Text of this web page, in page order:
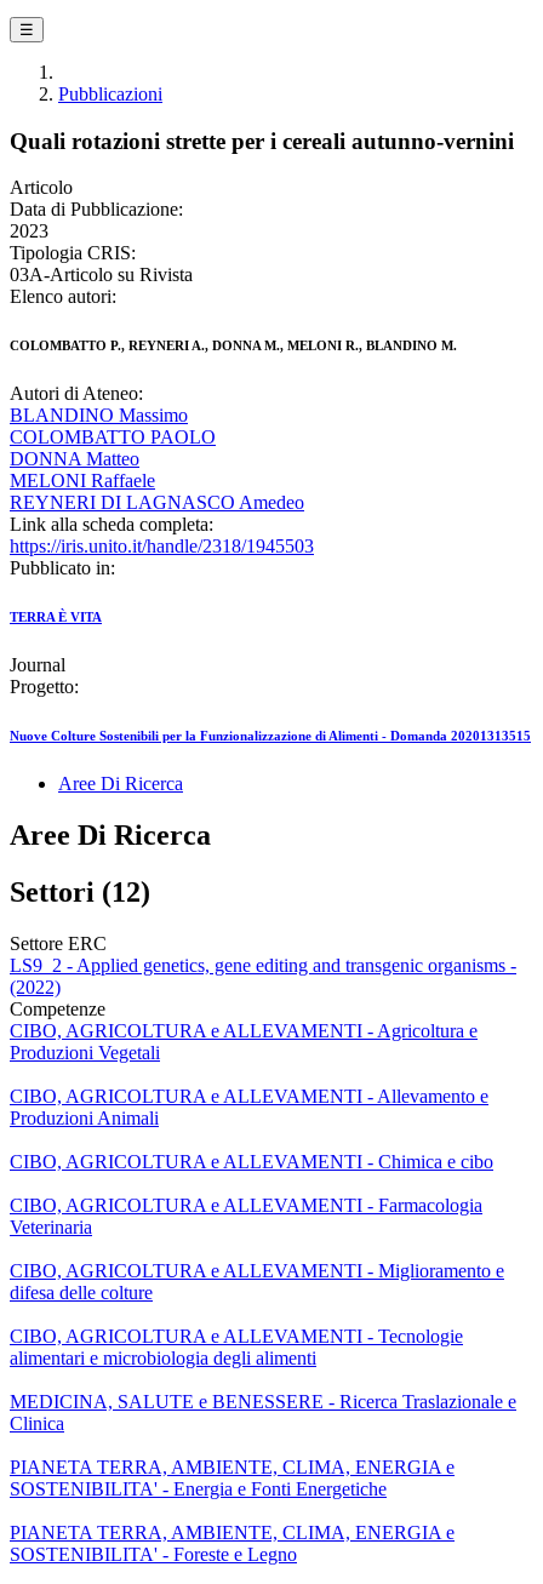
☰
Pubblicazioni
Quali rotazioni strette per i cereali autunno-vernini
Articolo
Data di Pubblicazione:
2023
Tipologia CRIS:
03A-Articolo su Rivista
Elenco autori:
COLOMBATTO P., REYNERI A., DONNA M., MELONI R., BLANDINO M.
Autori di Ateneo:
BLANDINO Massimo
COLOMBATTO PAOLO
DONNA Matteo
MELONI Raffaele
REYNERI DI LAGNASCO Amedeo
Link alla scheda completa:
https://iris.unito.it/handle/2318/1945503
Pubblicato in:
TERRA È VITA
Journal
Progetto:
Nuove Colture Sostenibili per la Funzionalizzazione di Alimenti - Domanda 20201313515
Aree Di Ricerca
Aree Di Ricerca
Settori (12)
Settore ERC
LS9_2 - Applied genetics, gene editing and transgenic organisms -
(2022)
Competenze
CIBO, AGRICOLTURA e ALLEVAMENTI - Agricoltura e
Produzioni Vegetali
CIBO, AGRICOLTURA e ALLEVAMENTI - Allevamento e
Produzioni Animali
CIBO, AGRICOLTURA e ALLEVAMENTI - Chimica e cibo
CIBO, AGRICOLTURA e ALLEVAMENTI - Farmacologia
Veterinaria
CIBO, AGRICOLTURA e ALLEVAMENTI - Miglioramento e
difesa delle colture
CIBO, AGRICOLTURA e ALLEVAMENTI - Tecnologie
alimentari e microbiologia degli alimenti
MEDICINA, SALUTE e BENESSERE - Ricerca Traslazionale e
Clinica
PIANETA TERRA, AMBIENTE, CLIMA, ENERGIA e
SOSTENIBILITA' - Energia e Fonti Energetiche
PIANETA TERRA, AMBIENTE, CLIMA, ENERGIA e
SOSTENIBILITA' - Foreste e Legno